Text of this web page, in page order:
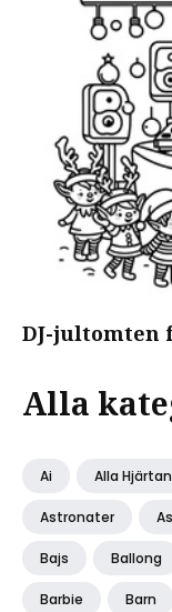
DJ-jultomten
Alla
Ai Alla
Astronater
Bajs Ballong
Barbie Barn